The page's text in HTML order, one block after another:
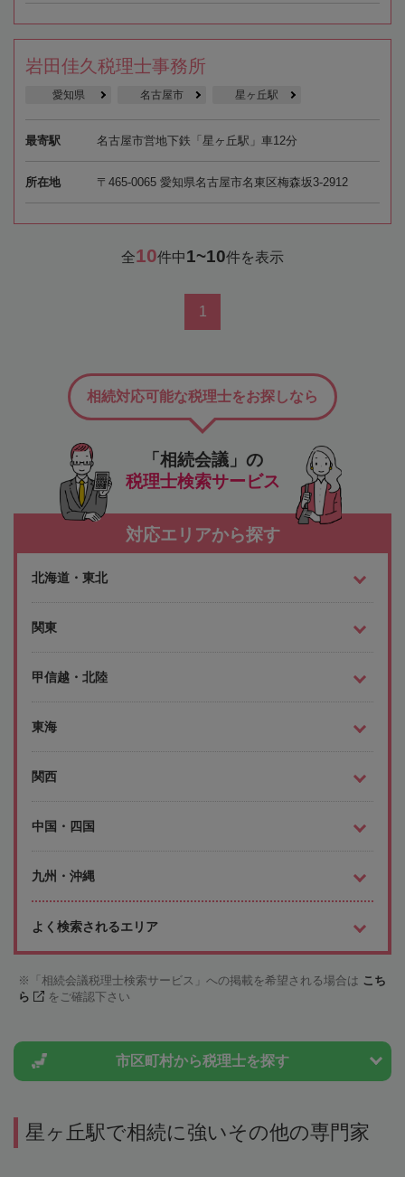
岩田佳久税理士事務所
愛知県 名古屋市 星ヶ丘駅
最寄駅 名古屋市営地下鉄「星ヶ丘駅」車12分
所在地 〒465-0065 愛知県名古屋市名東区梅森坂3-2912
全10件中1~10件を表示
1
「相続会議」の
税理士検索サービス
相続対応可能な税理士をお探しなら
対応エリアから探す
北海道・東北
関東
甲信越・北陸
東海
関西
中国・四国
九州・沖縄
よく検索されるエリア
「相続会議税理士検索サービス」への掲載を希望される場合は こち
ら
をご確認下さい
市区町村から税理士を探す
星ヶ丘駅で相続に強いその他の専門家